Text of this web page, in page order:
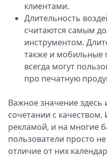
клиентами.
Длительность
считаются самым
инструментом.
также и мобильные
всегда могут
про печатную
Важное значение здесь
сочетании с
рекламой, и на многие
пользователи просто
отличие от них